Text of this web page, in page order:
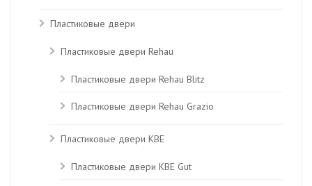
Пластиковые двери
Пластиковые двери Rehau
Пластиковые двери Rehau Blitz
Пластиковые двери Rehau Grazio
Пластиковые двери KBE
Пластиковые двери КВЕ Gut